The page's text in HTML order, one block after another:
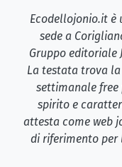
Ecodellojonio.it è
sede a
Gruppo editoriale
La testata trova la
settimanale free
spirito e
attesta come web
di riferimento per